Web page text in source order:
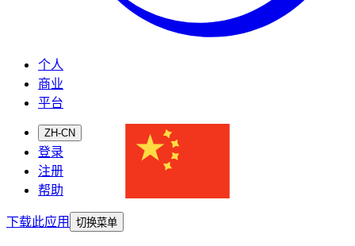
个人
商业
平台
ZH-CN
登录
注册
帮助
下载此应用
切换菜单